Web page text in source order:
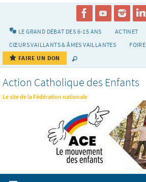
LE GRAND DÉBAT DES 6-15 ANS
ACTINET
CŒURS VAILLANTS & ÂMES VAILLANTES
FAIRE UN DON
Action Catholique des Enfants
Le site de la Fédération nationale